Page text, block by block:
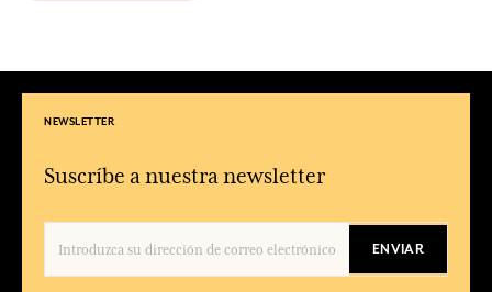
NEWSLETTER
Suscríbe a nuestra newsletter
ENVIAR